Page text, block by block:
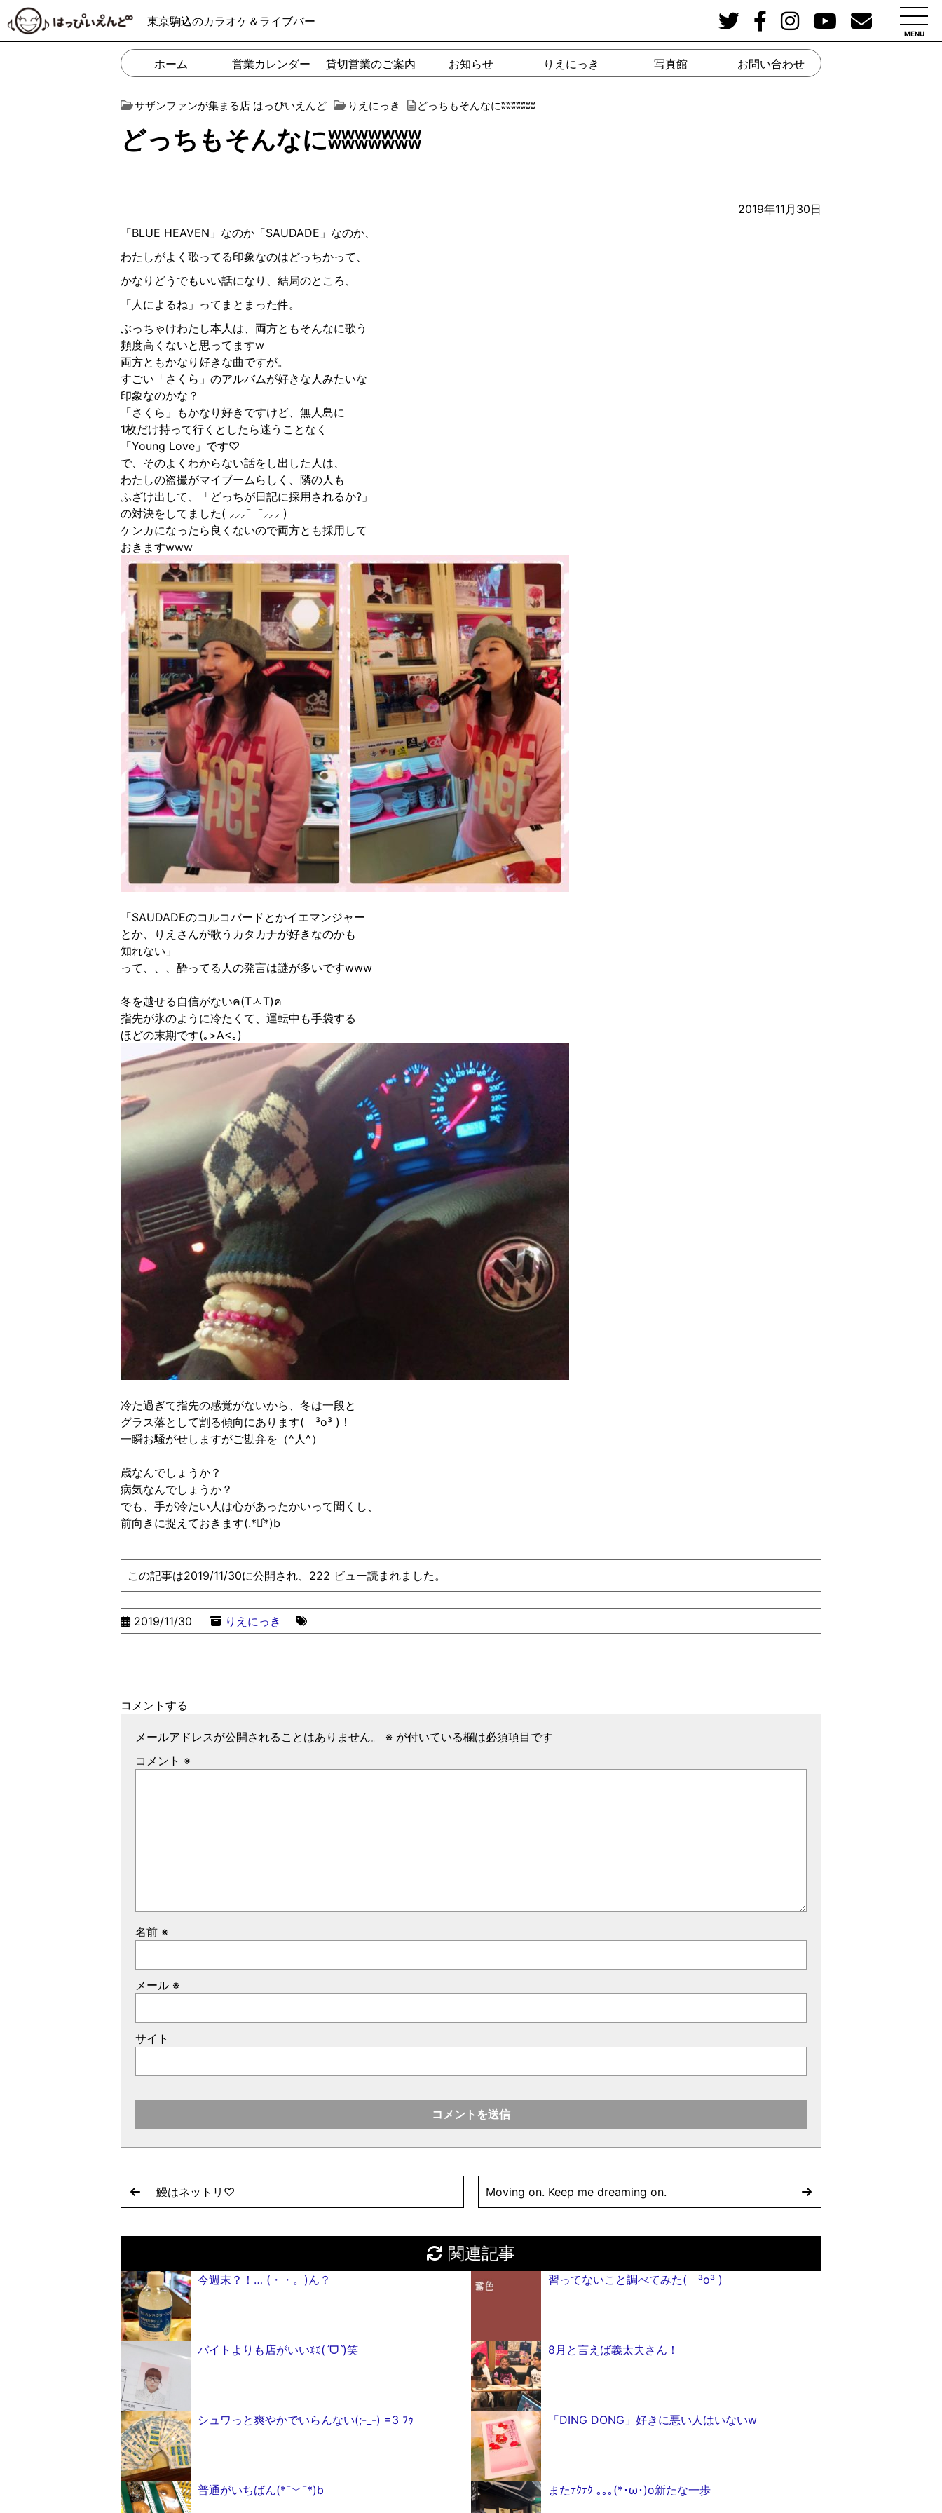
東京駒込のカラオケ＆ライブバー
MENU
ホーム 営業カレンダー 貸切営業のご案内 お知らせ りえにっき 写真館 お問い合わせ
サザンファンが集まる店 はっぴいえんど りえにっき どっちもそんなにʬʬʬʬʬʬʬ
どっちもそんなにʬʬʬʬʬʬʬ
2019年11月30日
「BLUE HEAVEN」なのか「SAUDADE」なのか、
わたしがよく歌ってる印象なのはどっちかって、
かなりどうでもいい話になり、結局のところ、
「人によるね」ってまとまった件。
ぶっちゃけわたし本人は、両方ともそんなに歌う
頻度高くないと思ってますw
両方ともかなり好きな曲ですが。
すごい「さくら」のアルバムが好きな人みたいな
印象なのかな？
「さくら」もかなり好きですけど、無人島に
1枚だけ持って行くとしたら迷うことなく
「Young Love」です♡
で、そのよくわからない話をし出した人は、
わたしの盗撮がマイブームらしく、隣の人も
ふざけ出して、「どっちが日記に採用されるか?」
の対決をしてました( ⸝⸝⸝¯ ¯⸝⸝⸝ )
ケンカになったら良くないので両方とも採用して
おきますwww
「SAUDADEのコルコバードとかイエマンジャー
とか、りえさんが歌うカタカナが好きなのかも
知れない」
って、、、酔ってる人の発言は謎が多いですwww
冬を越せる自信がないค(TㅅT)ค
指先が氷のように冷たくて、運転中も手袋する
ほどの末期です(｡>A<｡)
冷た過ぎて指先の感覚がないから、冬は一段と
グラス落として割る傾向にあります( ³o³ )！
一瞬お騒がせしますがご勘弁を（^人^）
歳なんでしょうか？
病気なんでしょうか？
でも、手が冷たい人は心があったかいって聞くし、
前向きに捉えておきます(.*◡͐︎*)b
この記事は2019/11/30に公開され、222 ビュー読まれました。
2019/11/30 りえにっき
コメントする
メールアドレスが公開されることはありません。 ※ が付いている欄は必須項目です
コメント ※
名前 ※
メール ※
サイト
鰻はネットリ♡ Moving on. Keep me dreaming on.
関連記事
今週末？！… (・・。)ん？ 習ってないこと調べてみた( ³o³ )
バイトよりも店がいいꉂꉂ(ˊᗜˋ)笑 8月と言えば義太夫さん！
シュワっと爽やかでいらんない(;-_-) =3 ﾌｩ 「DING DONG」好きに悪い人はいないw
普通がいちばん(*¯﹀¯*)b またﾃｸﾃｸ ｡｡｡(*･ω･)o新たな一歩